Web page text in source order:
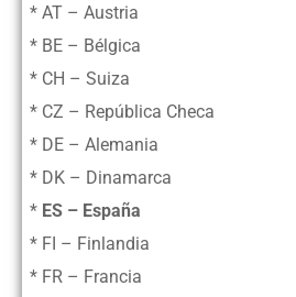
* AT – Austria
* BE – Bélgica
* CH – Suiza
* CZ – República Checa
* DE – Alemania
* DK – Dinamarca
* ES – España
* FI – Finlandia
* FR – Francia